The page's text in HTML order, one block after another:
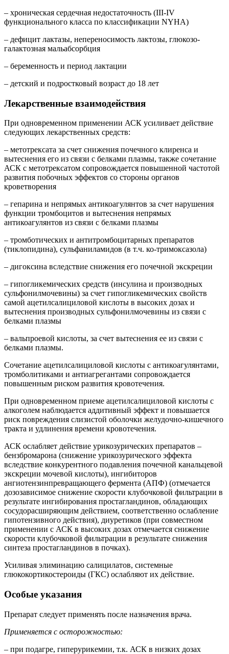
– хроническая сердечная недостаточность (III-IV
функционального класса по классификации NYHA)
– дефицит лактазы, непереносимость лактозы, глюкозо-
галактозная мальабсорбция
– беременность и период лактации
– детский и подростковый возраст до 18 лет
Лекарственные взаимодействия
При одновременном применении АСК усиливает действие
следующих лекарственных средств:
– метотрексата за счет снижения почечного клиренса и
вытеснения его из связи с белками плазмы, также сочетание
АСК с метотрексатом сопровождается повышенной частотой
развития побочных эффектов со стороны органов
кроветворения
– гепарина и непрямых антикоагулянтов за счет нарушения
функции тромбоцитов и вытеснения непрямых
антикоагулянтов из связи с белками плазмы
– тромботических и антитромбоцитарных препаратов
(тиклопидина), сульфаниламидов (в т.ч. ко-тримоксазола)
– дигоксина вследствие снижения его почечной экскреции
– гипогликемических средств (инсулина и производных
сульфонилмочевины) за счет гипогликемических свойств
самой ацетилсалициловой кислоты в высоких дозах и
вытеснения производных сульфонилмочевины из связи с
белками плазмы
– вальпроевой кислоты, за счет вытеснения ее из связи с
белками плазмы.
Сочетание ацетилсалициловой кислоты с антикоагулянтами,
тромболитиками и антиагрегантами сопровождается
повышенным риском развития кровотечения.
При одновременном приеме ацетилсалициловой кислоты с
алкоголем наблюдается аддитивный эффект и повышается
риск повреждения слизистой оболочки желудочно-кишечного
тракта и удлинения времени кровотечения.
АСК ослабляет действие урикозурических препаратов –
бензбромарона (снижение урикозурического эффекта
вследствие конкурентного подавления почечной канальцевой
экскреции мочевой кислоты), ингибиторов
ангиотензинпревращающего фермента (АПФ) (отмечается
дозозависимое снижение скорости клубочковой фильтрации в
результате ингибирования простагландинов, обладающих
сосудорасширяющим действием, соответственно ослабление
гипотензивного действия), диуретиков (при совместном
применении с АСК в высоких дозах отмечается снижение
скорости клубочковой фильтрации в результате снижения
синтеза простагландинов в почках).
Усиливая элиминацию салицилатов, системные
глюкокортикостероиды (ГКС) ослабляют их действие.
Особые указания
Препарат следует применять после назначения врача.
Применяется с осторожностью:
– при подагре, гиперурикемии, т.к. АСК в низких дозах